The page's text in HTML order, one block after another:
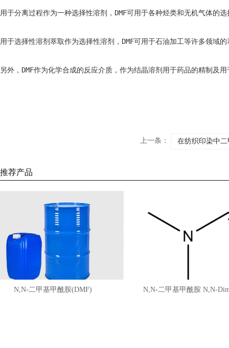
用于分离过程作为一种选择性溶剂，DMF可用于各种烃类和无机气体的
用于选择性溶剂萃取作为选择性溶剂，DMF可用于石油加工等许多领
另外，DMF作为化学合成的反应介质，作为结晶溶剂用于药品的精制及
上一条： 在纺织印染中
推荐产品
N,N-二甲基甲酰胺(DMF) N,N-二甲基甲酰胺 N,N-